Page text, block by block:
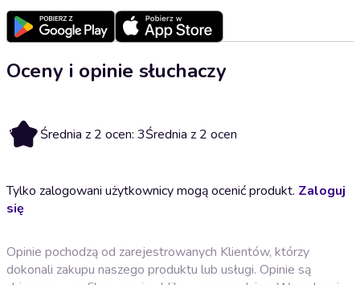
Oceny i opinie słuchaczy
3 Średnia z 2 ocen: 3Średnia z 2 ocen
Tylko zalogowani użytkownicy mogą ocenić produkt. Zaloguj
się
Opinie pochodzą od zarejestrowanych Klientów, którzy
dokonali zakupu naszego produktu lub usługi. Opinie są